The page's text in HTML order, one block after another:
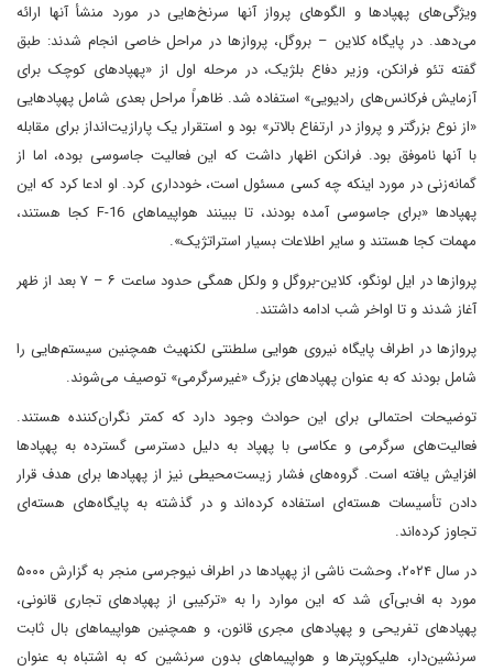
ویژگی‌های پهپادها و الگوهای پرواز آنها سرنخ‌هایی در مورد منشأ آنها ارائه
می‌دهد. در پایگاه کلاین – بروگل، پروازها در مراحل خاصی انجام شدند: طبق
گفته تئو فرانکن، وزیر دفاع بلژیک، در مرحله اول از «پهپادهای کوچک برای
آزمایش فرکانس‌های رادیویی» استفاده شد. ظاهراً مراحل بعدی شامل پهپادهایی
«از نوع بزرگتر و پرواز در ارتفاع بالاتر» بود و استقرار یک پارازیت‌انداز برای مقابله
با آنها ناموفق بود. فرانکن اظهار داشت که این فعالیت جاسوسی بوده، اما از
گمانه‌زنی در مورد اینکه چه کسی مسئول است، خودداری کرد. او ادعا کرد که این
پهپادها «برای جاسوسی آمده بودند، تا ببینند هواپیماهای F-16 کجا هستند،
مهمات کجا هستند و سایر اطلاعات بسیار استراتژیک».
پروازها در ایل لونگو، کلاین-بروگل و ولکل همگی حدود ساعت ۶ – ۷ بعد از ظهر
آغاز شدند و تا اواخر شب ادامه داشتند.
پروازها در اطراف پایگاه نیروی هوایی سلطنتی لکنهیث همچنین سیستم‌هایی را
شامل بودند که به عنوان پهپادهای بزرگ «غیرسرگرمی» توصیف می‌شوند.
توضیحات احتمالی برای این حوادث وجود دارد که کمتر نگران‌کننده هستند.
فعالیت‌های سرگرمی و عکاسی با پهپاد به دلیل دسترسی گسترده به پهپادها
افزایش یافته است. گروه‌های فشار زیست‌محیطی نیز از پهپادها برای هدف قرار
دادن تأسیسات هسته‌ای استفاده کرده‌اند و در گذشته به پایگاه‌های هسته‌ای
تجاوز کرده‌اند.
در سال ۲۰۲۴، وحشت ناشی از پهپادها در اطراف نیوجرسی منجر به گزارش ۵۰۰۰
مورد به اف‌بی‌آی شد که این موارد را به «ترکیبی از پهپادهای تجاری قانونی،
پهپادهای تفریحی و پهپادهای مجری قانون، و همچنین هواپیماهای بال ثابت
سرنشین‌دار، هلیکوپترها و هواپیماهای بدون سرنشین که به اشتباه به عنوان